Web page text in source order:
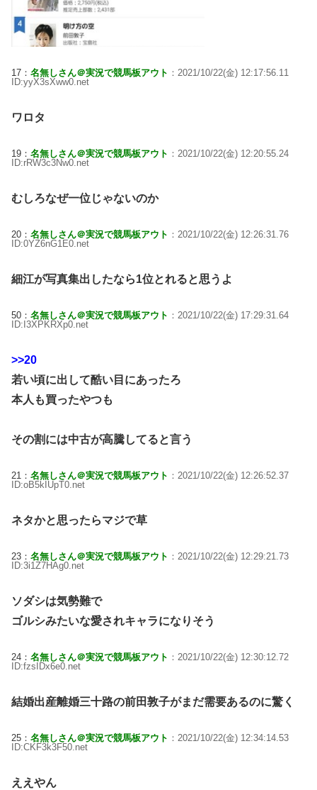
17： 名無しさん＠実況で競馬板アウト ：2021/10/22(金) 12:17:56.11
ID:yyX3sXww0.net
ワロタ
19： 名無しさん＠実況で競馬板アウト ：2021/10/22(金) 12:20:55.24
ID:rRW3c3Nw0.net
むしろなぜ一位じゃないのか
20： 名無しさん＠実況で競馬板アウト ：2021/10/22(金) 12:26:31.76
ID:0YZ6nG1E0.net
細江が写真集出したなら1位とれると思うよ
50： 名無しさん＠実況で競馬板アウト ：2021/10/22(金) 17:29:31.64
ID:I3XPKRXp0.net
>>20
若い頃に出して酷い目にあったろ
本人も買ったやつも
その割には中古が高騰してると言う
21： 名無しさん＠実況で競馬板アウト ：2021/10/22(金) 12:26:52.37
ID:oB5kIUpT0.net
ネタかと思ったらマジで草
23： 名無しさん＠実況で競馬板アウト ：2021/10/22(金) 12:29:21.73
ID:3i1Z7HAg0.net
ソダシは気勢難で
ゴルシみたいな愛されキャラになりそう
24： 名無しさん＠実況で競馬板アウト ：2021/10/22(金) 12:30:12.72
ID:fzsIDx6e0.net
結婚出産離婚三十路の前田敦子がまだ需要あるのに驚く
25： 名無しさん＠実況で競馬板アウト ：2021/10/22(金) 12:34:14.53
ID:CKF3k3F50.net
ええやん